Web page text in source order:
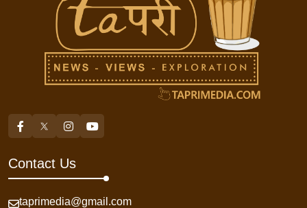
Contact Us
taprimedia@gmail.com